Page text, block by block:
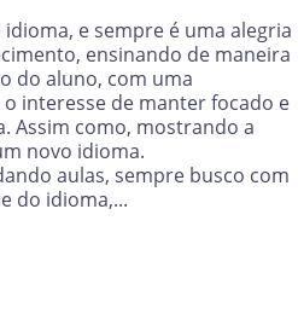
e sempre é uma alegria
ensinando de maneira
do aluno, com uma
interesse de manter focado e
Assim como, mostrando a
novo idioma.
aulas, sempre busco com
do idioma,...